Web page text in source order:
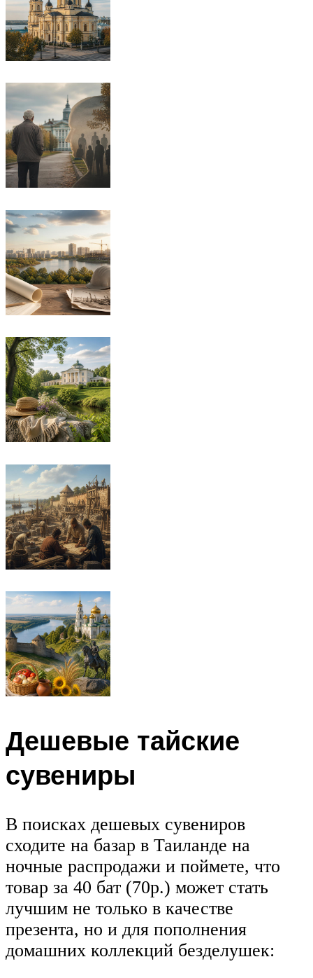
Дешевые тайские
сувениры
В поисках дешевых сувениров
сходите на базар в Таиланде на
ночные распродажи и поймете, что
товар за 40 бат (70р.) может стать
лучшим не только в качестве
презента, но и для пополнения
домашних коллекций безделушек: